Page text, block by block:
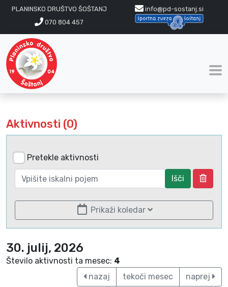
PLANINSKO DRUŠTVO ŠOŠTANJ
info@pd-sostanj.si
070 804 457
Aktivnosti (0)
Pretekle aktivnosti
Išči
Prikaži koledar
30. julij, 2026
Število aktivnosti ta mesec: 4
nazaj
tekoči mesec naprej